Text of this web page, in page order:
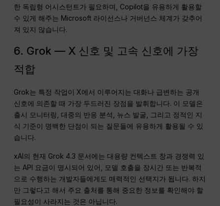
한 독립형 어시스턴트가 필요하며, Copilot을 유용하게 활용할
수 있게 해주는 Microsoft 라이선스나 거버넌스 체계가 갖추어
져 있지 않습니다.
6. Grok — X 신호 및 고속 신호에 가장
적합
Grok는 특정 작업이 X에서 이루어지는 대화나 급변하는 공개
신호에 의존할 때 가장 두드러진 장점을 발휘합니다. 이 모델은
출시 모니터링, 대중의 반응 분석, 뉴스 발굴, 그리고 정적인 지
식 기준이 명백한 단점이 되는 질문들에 유용하게 활용될 수 있
습니다.
xAI의 현재 Grok 4.3 문서에는 대용량 컨텍스트 창과 경쟁력 있
는 API 요금이 명시되어 있어, 모델 호출을 장시간 또는 반복적
으로 수행하는 개발자들에게도 매력적인 선택지가 됩니다. 하지
만 그렇다고 해서 주요 출처를 통해 중요한 정보를 확인해야 할
필요성이 사라지는 것은 아닙니다.